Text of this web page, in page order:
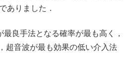
ありました．
良手法となる確率が最も高く，
超音波が最も効果の低い介入法